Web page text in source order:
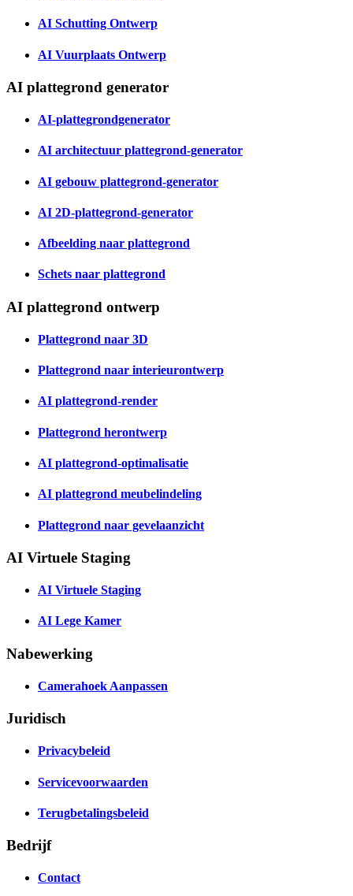
AI Schutting Ontwerp
AI Vuurplaats Ontwerp
AI plattegrond generator
AI-plattegrondgenerator
AI architectuur plattegrond-generator
AI gebouw plattegrond-generator
AI 2D-plattegrond-generator
Afbeelding naar plattegrond
Schets naar plattegrond
AI plattegrond ontwerp
Plattegrond naar 3D
Plattegrond naar interieurontwerp
AI plattegrond-render
Plattegrond herontwerp
AI plattegrond-optimalisatie
AI plattegrond meubelindeling
Plattegrond naar gevelaanzicht
AI Virtuele Staging
AI Virtuele Staging
AI Lege Kamer
Nabewerking
Camerahoek Aanpassen
Juridisch
Privacybeleid
Servicevoorwaarden
Terugbetalingsbeleid
Bedrijf
Contact